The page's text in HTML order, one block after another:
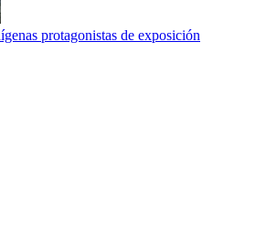
protagonistas de exposición